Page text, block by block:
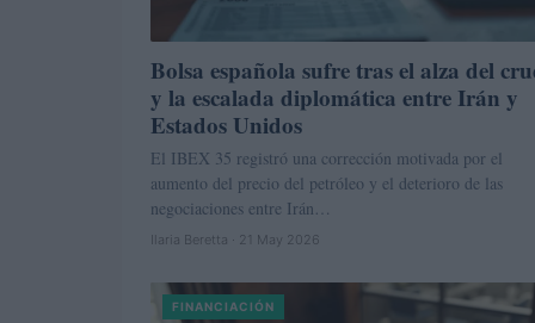
Bolsa española sufre tras el alza del
y la escalada diplomática entre Irán y
Estados Unidos
El IBEX 35 registró una corrección motivada por el
aumento del precio del petróleo y el deterioro de las
negociaciones entre Irán…
Ilaria Beretta · 21 May 2026
FINANCIACIÓN